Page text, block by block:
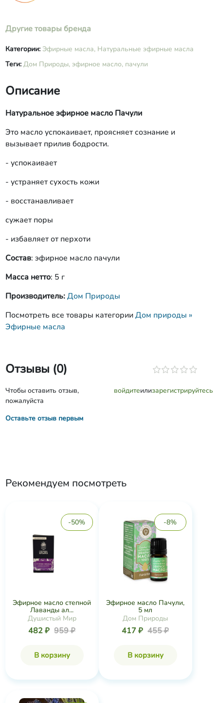
Другие товары бренда
Категории: Эфирные масла, Натуральные эфирные масла
Теги: Дом Природы, эфирное масло, пачули
Описание
Натуральное эфирное масло Пачули
Это масло успокаивает, проясняет сознание и
вызывает прилив бодрости.
- успокаивает
- устраняет сухость кожи
- восстанавливает
сужает поры
- избавляет от перхоти
Состав: эфирное масло пачули
Масса нетто: 5 г
Производитель:Дом Природы
Посмотреть все товары категорииДом природы »
Эфирные масла
Отзывы (0)
Чтобы оставить отзыв,
пожалуйста
войдитеилизарегистрируйтесь
Оставьте отзыв первым
Рекомендуем посмотреть
-50%
Эфирное масло степной
Лаванды ал...
Душистый Мир
482 ₽ 959 ₽
В корзину
-8%
Эфирное масло Пачули,
5 мл
Дом Природы
417 ₽ 455 ₽
В корзину